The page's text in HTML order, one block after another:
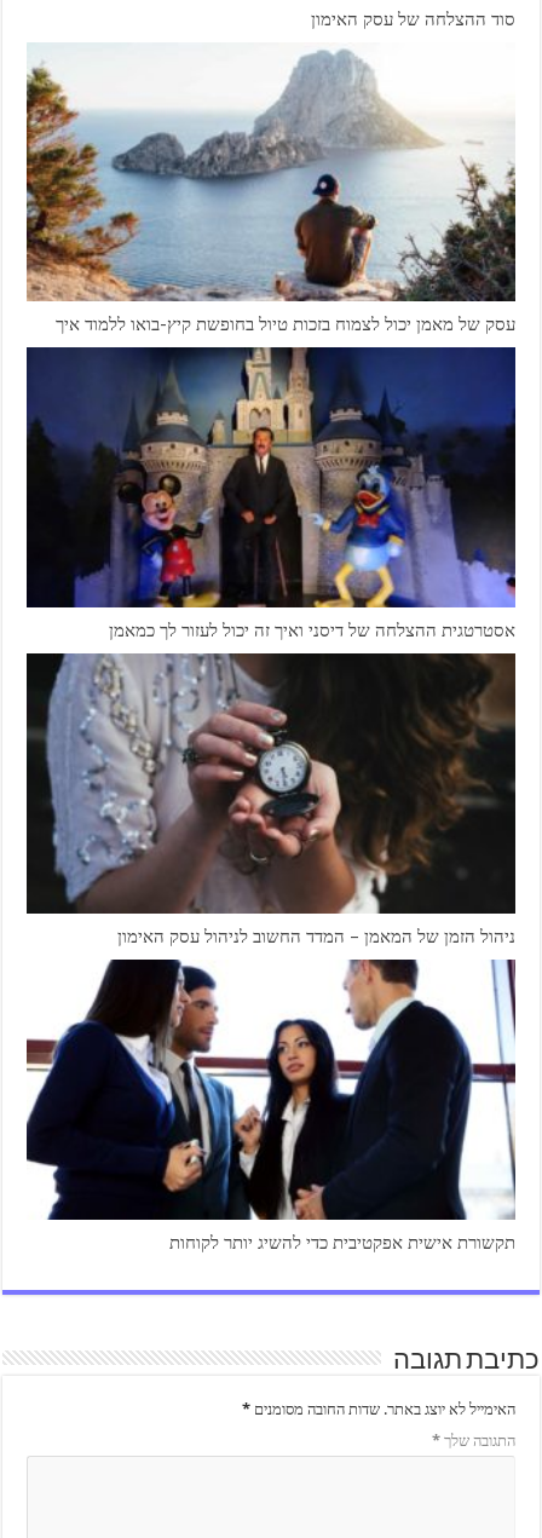
סוד ההצלחה של עסק האימון
עסק של מאמן יכול לצמוח בזכות טיול בחופשת קיץ-בואו ללמוד איך
אסטרטגית ההצלחה של דיסני ואיך זה יכול לעזור לך כמאמן
ניהול הזמן של המאמן – המדד החשוב לניהול עסק האימון
תקשורת אישית אפקטיבית כדי להשיג יותר לקוחות
כתיבת תגובה
האימייל לא יוצג באתר. שדות החובה מסומנים*
התגובה שלך*